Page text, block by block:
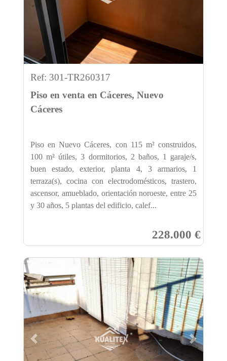
Ref: 301-TR260317
Piso en venta en Cáceres, Nuevo
Cáceres
Piso en Nuevo Cáceres, con 115 m² construidos,
100 m² útiles, 3 dormitorios, 2 baños, 1 garaje/s,
buen estado, exterior, planta 4, 3 armarios, 1
terraza(s), cocina con electrodomésticos, trastero,
ascensor, amueblado, orientación noroeste, entre 25
y 30 años, 5 plantas del edificio, calef...
228.000 €
Previous Next